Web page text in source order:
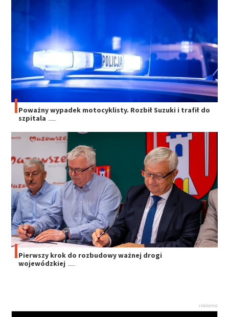
Poważny wypadek motocyklisty. Rozbił Suzuki i trafił do
szpitala
Pierwszy krok do rozbudowy ważnej drogi
wojewódzkiej